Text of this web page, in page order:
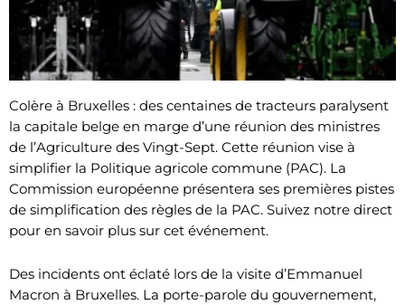
Colère à Bruxelles : des centaines de tracteurs paralysent
la capitale belge en marge d’une réunion des ministres
de l’Agriculture des Vingt-Sept. Cette réunion vise à
simplifier la Politique agricole commune (PAC). La
Commission européenne présentera ses premières pistes
de simplification des règles de la PAC. Suivez notre direct
pour en savoir plus sur cet événement.
Des incidents ont éclaté lors de la visite d’Emmanuel
Macron à Bruxelles. La porte-parole du gouvernement,